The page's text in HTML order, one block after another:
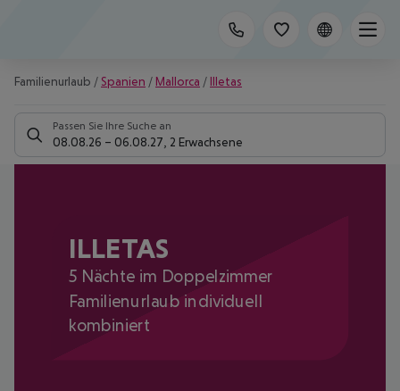
Familienurlaub / Spanien / Mallorca / Illetas
Passen Sie Ihre Suche an
08.08.26 – 06.08.27 2 Erwachsene
ILLETAS
5 Nächte im Doppelzimmer
Familienurlaub individuell
kombiniert